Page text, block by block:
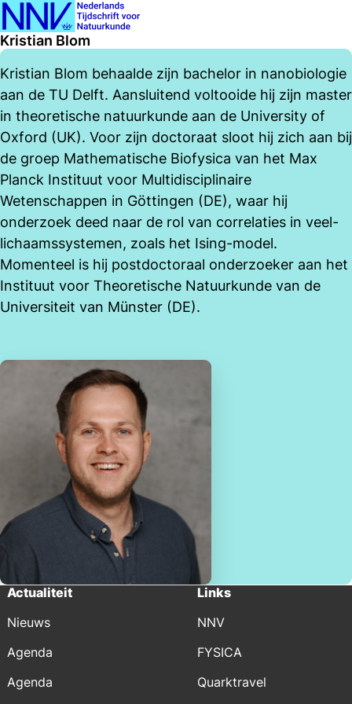
Kristian Blom
Kristian Blom behaalde zijn bachelor in nanobiologie
aan de TU Delft. Aansluitend voltooide hij zijn master
in theoretische natuurkunde aan de University of
Oxford (UK). Voor zijn doctoraat sloot hij zich aan bij
de groep Mathematische Biofysica van het Max
Planck Instituut voor Multidisciplinaire
Wetenschappen in Göttingen (DE), waar hij
onderzoek deed naar de rol van correlaties in veel-
lichaamssystemen, zoals het Ising-model.
Momenteel is hij postdoctoraal onderzoeker aan het
Instituut voor Theoretische Natuurkunde van de
Universiteit van Münster (DE).
Actualiteit
Nieuws
Agenda
Agenda
Links
NNV
FYSICA
Quarktravel